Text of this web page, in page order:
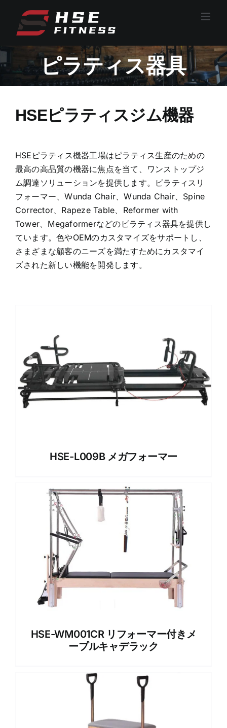
ン
ツ
ス
ピラティス器具
HSEピラティスジム機器
HSEピラティス機器工場はピラティス生産のための
最高の高品質の機器に焦点を当て、ワンストップジ
ム調達ソリューションを提供します。ピラティスリ
フォーマー、Wunda Chair、Wunda Chair、Spine
Corrector、Rapeze Table、Reformer with
Tower、Megaformerなどのピラティス器具を提供し
ています。色やOEMのカスタマイズをサポートし、
さまざまな顧客のニーズを満たすためにカスタマイ
ズされた新しい機能を開発します。
HSE-L009B メガフォーマー
HSE-WM001CR リフォーマー付きメ
ープルキャデラック